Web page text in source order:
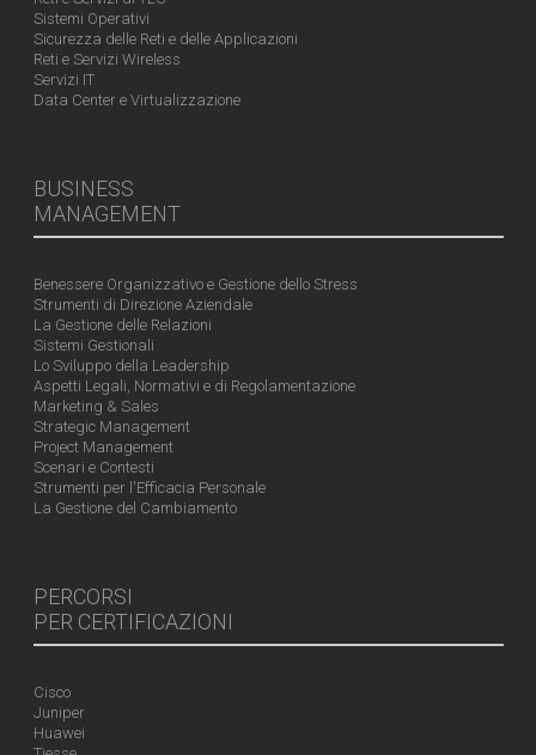
Sistemi Operativi
Sicurezza delle Reti e delle Applicazioni
Reti e Servizi Wireless
Servizi IT
Data Center e Virtualizzazione
BUSINESS
MANAGEMENT
Benessere Organizzativo e Gestione dello Stress
Strumenti di Direzione Aziendale
La Gestione delle Relazioni
Sistemi Gestionali
Lo Sviluppo della Leadership
Aspetti Legali, Normativi e di Regolamentazione
Marketing & Sales
Strategic Management
Project Management
Scenari e Contesti
Strumenti per l'Efficacia Personale
La Gestione del Cambiamento
PERCORSI
PER CERTIFICAZIONI
Cisco
Juniper
Huawei